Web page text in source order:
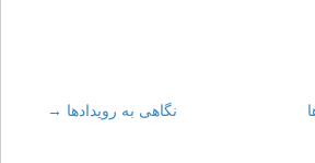
نگاهى به رويدادها →